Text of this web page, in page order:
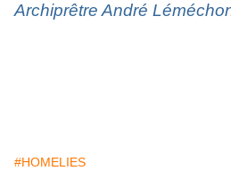
Archiprêtre André
#HOMELIES